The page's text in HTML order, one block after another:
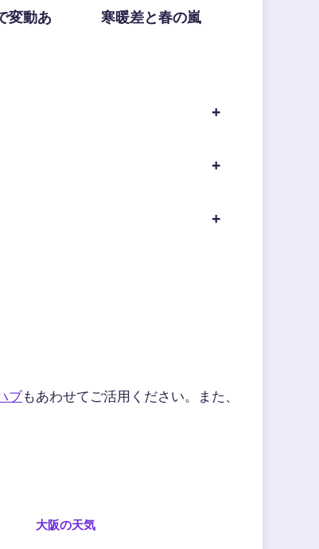
変動あ
寒暖差と春の嵐
ブもあわせてご活用ください。また、
大阪の天気